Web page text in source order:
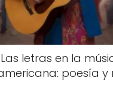
Las letras en la
poesía y